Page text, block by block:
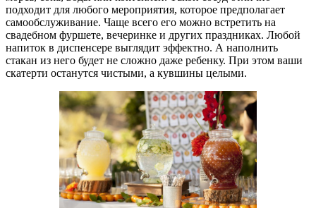
подходит для любого мероприятия, которое предполагает
самообслуживание. Чаще всего его можно встретить на
свадебном фуршете, вечеринке и других праздниках. Любой
напиток в диспенсере выглядит эффектно. А наполнить
стакан из него будет не сложно даже ребенку. При этом ваши
скатерти останутся чистыми, а кувшины целыми.